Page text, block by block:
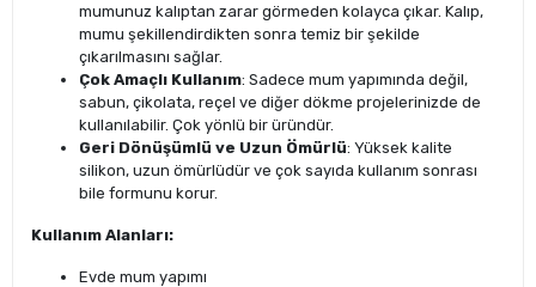
mumunuz kalıptan zarar görmeden kolayca çıkar. Kalıp,
mumu şekillendirdikten sonra temiz bir şekilde
çıkarılmasını sağlar.
Çok Amaçlı Kullanım: Sadece mum yapımında değil,
sabun, çikolata, reçel ve diğer dökme projelerinizde de
kullanılabilir. Çok yönlü bir üründür.
Geri Dönüşümlü ve Uzun Ömürlü: Yüksek kalite
silikon, uzun ömürlüdür ve çok sayıda kullanım sonrası
bile formunu korur.
Kullanım Alanları:
Evde mum yapımı